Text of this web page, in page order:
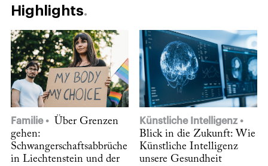
Highlights
Familie
Über Grenzen
gehen:
Schwangerschaftsabbrüche
in Liechtenstein und der
Künstliche Intelligenz
Blick in die Zukunft: Wie
Künstliche Intelligenz
unsere Gesundheit